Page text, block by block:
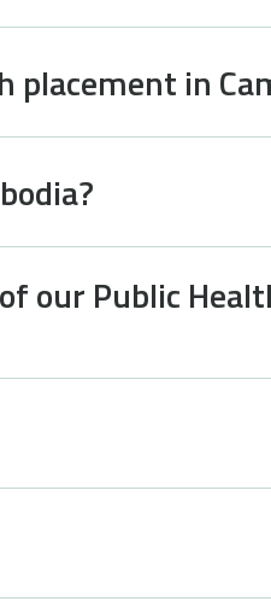
placement in
our Public